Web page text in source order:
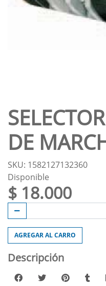
DE
SKU: 1582127132360
Disponible
$ 18.000
AGREGAR AL CARRO
Descripción